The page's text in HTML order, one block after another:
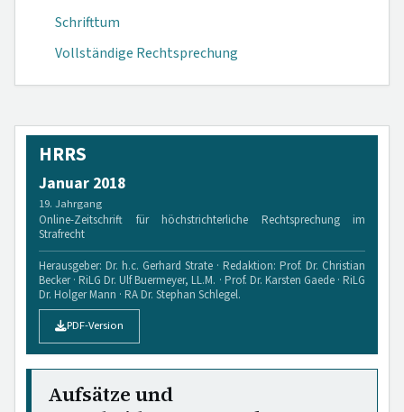
Schrifttum
Vollständige Rechtsprechung
HRRS
Januar 2018
19. Jahrgang
Online-Zeitschrift für höchstrichterliche Rechtsprechung im
Strafrecht
Herausgeber: Dr. h.c. Gerhard Strate · Redaktion: Prof. Dr. Christian
Becker · RiLG Dr. Ulf Buermeyer, LL.M. · Prof. Dr. Karsten Gaede · RiLG
Dr. Holger Mann · RA Dr. Stephan Schlegel.
PDF-Version
Aufsätze und